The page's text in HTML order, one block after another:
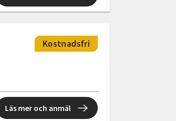
Kostnadsfri
Läs mer och anmäl